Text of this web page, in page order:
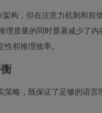
构，但在注意力机制和前
理质量的同时显著减少了
和推理效率。
策略，既保证了足够的语